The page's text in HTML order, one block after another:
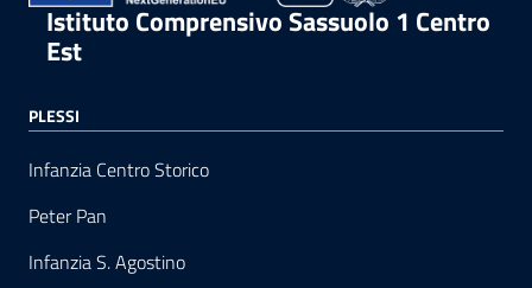
Istituto Comprensivo Sassuolo 1 Centro
Est
PLESSI
Infanzia Centro Storico
Peter Pan
Infanzia S. Agostino